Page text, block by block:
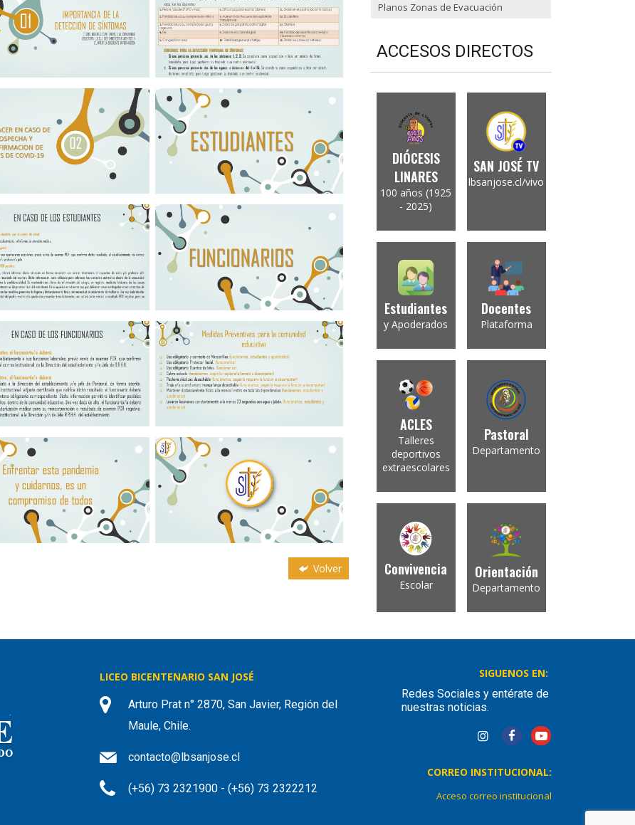
Volver
Planos Zonas de Evacuación
ACCESOS DIRECTOS
DIÓCESIS
LINARES
100 años (1925
- 2025)
SAN JOSÉ TV
lbsanjose.cl/vivo
Estudiantes
y Apoderados
Docentes
Plataforma
ACLES
Talleres
deportivos
extraescolares
Pastoral
Departamento
Convivencia
Escolar
Orientación
Departamento
LICEO BICENTENARIO SAN JOSÉ
Arturo Prat n° 2870, San Javier, Región del
Maule, Chile.
contacto@lbsanjose.cl
(+56) 73 2321900 - (+56) 73 2322212
SIGUENOS EN:
Redes Sociales y entérate de
nuestras noticias.
CORREO INSTITUCIONAL:
Acceso correo institucional